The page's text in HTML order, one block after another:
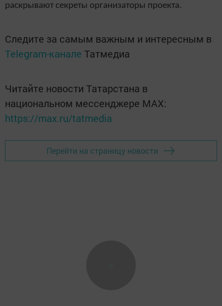
раскрывают секреты организаторы проекта.
Следите за самым важным и интересным в
Telegram-канале Татмедиа
Читайте новости Татарстана в
национальном мессенджере MАХ:
https://max.ru/tatmedia
Перейти на страницу новости